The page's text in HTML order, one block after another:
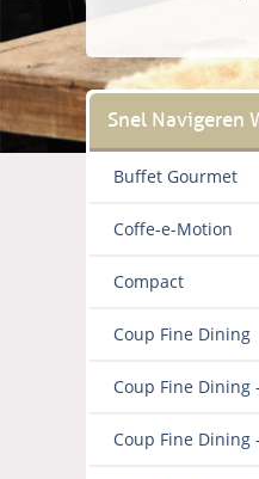
Buffet Gourmet
Coffe-e-Motion
Compact
Coup Fine Dining
Coup Fine Dining
Coup Fine Dining